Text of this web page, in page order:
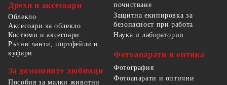
Дрехи и аксесоари
Облекло
Аксесоари за облекло
Костюми и аксесоари
Ръчни чанти, портфейли и
куфари
За домашните любимци
Пособия за малки животни
почистване
Защитна екипировка за
безопасност при работа
Наука и лаборатории
Фотоапарати и оптика
Фотография
Фотоапарати и оптични